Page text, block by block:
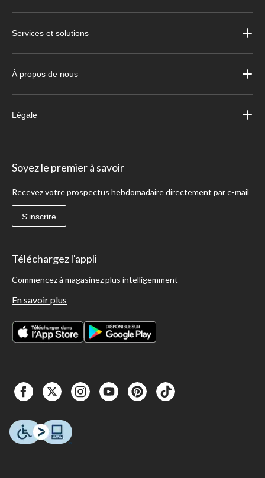
Services et solutions
À propos de nous
Légale
Soyez le premier à savoir
Recevez votre prospectus hebdomadaire directement par e-mail
S'inscrire
Téléchargez l'appli
Commencez à magasinez plus intelligemment
En savoir plus